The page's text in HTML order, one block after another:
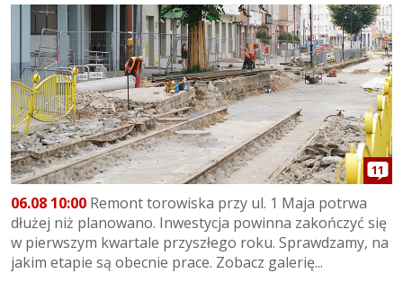
11
06.08 10:00 Remont torowiska przy ul. 1 Maja potrwa
dłużej niż planowano. Inwestycja powinna zakończyć się
w pierwszym kwartale przyszłego roku. Sprawdzamy, na
jakim etapie są obecnie prace. Zobacz galerię...